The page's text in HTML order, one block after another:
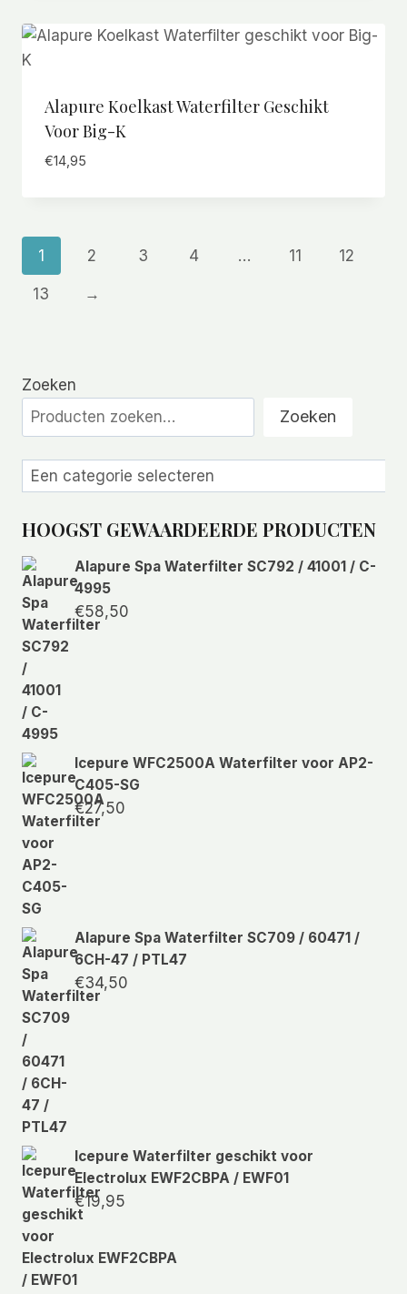
Alapure Koelkast Waterfilter Geschikt
Voor Big-K
€14,95
1 2 3 4 … 11 12
13 →
Zoeken
Zoeken
Een
categorie
selecteren
HOOGST GEWAARDEERDE PRODUCTEN
Alapure Spa Waterfilter SC792 / 41001 / C-
4995
€58,50
Icepure WFC2500A Waterfilter voor AP2-
C405-SG
€27,50
Alapure Spa Waterfilter SC709 / 60471 /
6CH-47 / PTL47
€34,50
Icepure Waterfilter geschikt voor
Electrolux EWF2CBPA / EWF01
€19,95